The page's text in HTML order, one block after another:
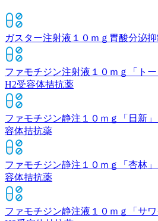
ガスター注射液１０ｍｇ 胃酸分泌
ファモチジン注射液１０ｍｇ「トー
H2受容体拮抗薬
ファモチジン静注１０ｍｇ「日新」
容体拮抗薬
ファモチジン静注１０ｍｇ「杏林」
容体拮抗薬
ファモチジン静注液１０ｍｇ「サワ